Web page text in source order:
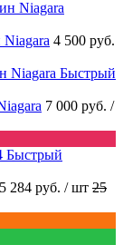
4 500 руб.
Быстрый
7 000 руб. /
Быстрый
284 руб. / шт 25